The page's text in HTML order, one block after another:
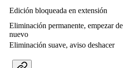
Edición bloqueada en extensión
Eliminación permanente, empezar de
nuevo
Eliminación suave, aviso deshacer